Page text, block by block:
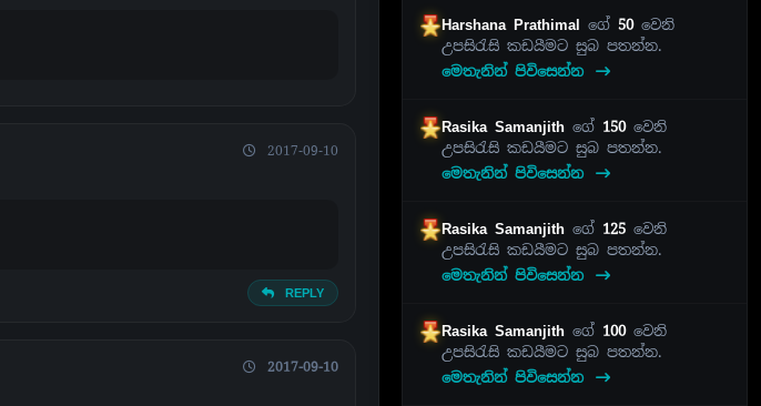
2017-09-10
REPLY
2017-09-10
Harshana Prathimal ගේ 50වෙනි
උපසිරැසි කඩයීමට සුබ පතන්න.
මෙතැනින් පිවිසෙන්න
Rasika Samanjithගේ 150වෙනි
උපසිරැසි කඩයීමට සුබ පතන්න.
මෙතැනින් පිවිසෙන්න
Rasika Samanjithගේ 125 වෙනි
උපසිරැසි කඩයීමට සුබ පතන්න.
මෙතැනින් පිවිසෙන්න
Rasika Samanjithගේ 100වෙනි
උපසිරැසි කඩයීමට සුබ පතන්න.
මෙතැනින් පිවිසෙන්න